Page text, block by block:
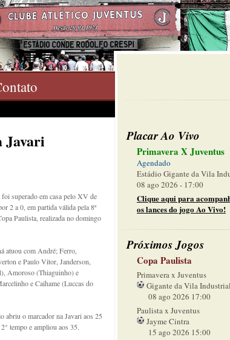
Placar Ao Vivo
Primavera X Juventus
Agendado
Estádio Gigante da Vila
08 ago 2026 - 17:00
Clique aqui para
os lances do jogo Ao Vivo!
Próximos Jogos
Copa Paulista
Primavera x Juventus
Gigante da Vila Industrial
08 ago 2026 17:00
Paulista x Juventus
Jayme Cintra
15 ago 2026 15:00
Javari
superado em casa pelo XV de
2 a 0, em partida válida pela 8ª
Paulista, realizada no domingo
atuou com André; Ferro,
e Paulo Vitor, Janderson,
Amoroso (Thiaguinho) e
e Caihame (Luccas do
abriu o marcador na Javari aos 25
tempo e ampliou aos 35.